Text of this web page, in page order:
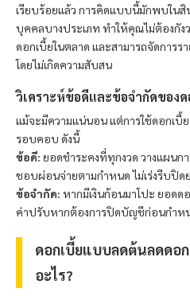
เรียบร้อยแล้ว การคิดแบบนี้มักพบใน
บุคคลบางประเภท ทำให้คุณไม่ต้องกัง
ดอกเบี้ยในตลาด และสามารถจัดการร
โดยไม่เกิดความสับสน
วิเคราะห์ข้อดีและข้อจำกัดของ
แม้จะมีความแน่นอน แต่การใช้ดอกเ
รอบคอบ ดังนี้
ข้อดี: ยอดชำระคงที่ทุกงวด วางแผนก
ชอบผ่อนจ่ายตามกำหนด ไม่เร่งรีบปิด
ข้อจำกัด: หากมีเงินก้อนมาโปะ ยอดด
ค่าปรับหากต้องการปิดบัญชีก่อนกำห
ดอกเบี้ยแบบลดต้นลดดอ
อะไร?